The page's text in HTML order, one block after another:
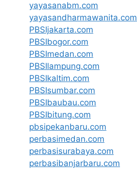
yayasanabm.com
yayasandharmawanita.com
PBSIjakarta.com
PBSIbogor.com
PBSImedan.com
PBSIlampung.com
PBSIkaltim.com
PBSIsumbar.com
PBSIbaubau.com
PBSIbitung.com
pbsipekanbaru.com
perbasimedan.com
perbasisurabaya.com
perbasibanjarbaru.com